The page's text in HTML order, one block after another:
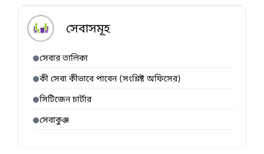
সেবাসমূহ
সেবার তালিকা
কী সেবা কীভাবে পাবেন (সংশ্লিষ্ট অফিসের)
সিটিজেন চার্টার
সেবাকুঞ্জ